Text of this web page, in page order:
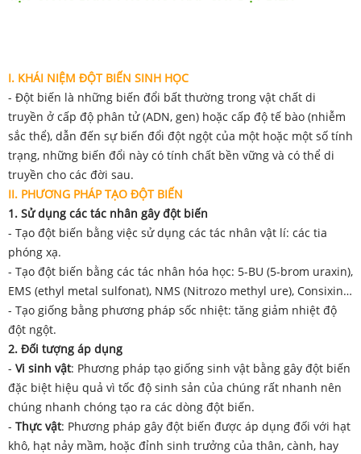
I. KHÁI NIỆM ĐỘT BIẾN SINH HỌC
- Đột biến là những biến đổi bất thường trong vật chất di
truyền ở cấp độ phân tử (ADN, gen) hoặc cấp độ tế bào (nhiễm
sắc thể), dẫn đến sự biến đổi đột ngột của một hoặc một số tính
trạng, những biến đổi này có tính chất bền vững và có thể di
truyền cho các đời sau.
II. PHƯƠNG PHÁP TẠO ĐỘT BIẾN
1. Sử dụng các tác nhân gây đột biến
- Tạo đột biến bằng việc sử dụng các tác nhân vật lí: các tia
phóng xạ.
- Tạo đột biến bằng các tác nhân hóa học: 5-BU (5-brom uraxin),
EMS (ethyl metal sulfonat), NMS (Nitrozo methyl ure), Consixin…
- Tạo giống bằng phương pháp sốc nhiệt: tăng giảm nhiệt độ
đột ngột.
2. Đối tượng áp dụng
- Vi sinh vật: Phương pháp tạo giống sinh vật bằng gây đột biến
đặc biệt hiệu quả vì tốc độ sinh sản của chúng rất nhanh nên
chúng nhanh chóng tạo ra các dòng đột biến.
- Thực vật: Phương pháp gây đột biến được áp dụng đối với hạt
khô, hạt nảy mầm, hoặc đỉnh sinh trưởng của thân, cành, hay